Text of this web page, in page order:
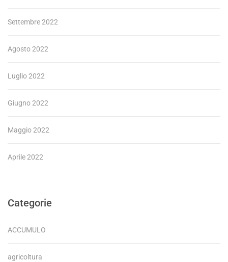
Settembre 2022
Agosto 2022
Luglio 2022
Giugno 2022
Maggio 2022
Aprile 2022
Categorie
ACCUMULO
agricoltura